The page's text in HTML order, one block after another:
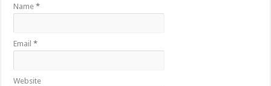
Name*
Email*
Website